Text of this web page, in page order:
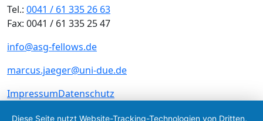
Tel.: 0041 / 61 335 26 63
Fax: 0041 / 61 335 25 47
info@asg-fellows.de
marcus.jaeger@uni-due.de
Navigation überspringen
ImpressumDatenschutz
Diese Seite nutzt Website-Tracking-Technologien von Dritten,